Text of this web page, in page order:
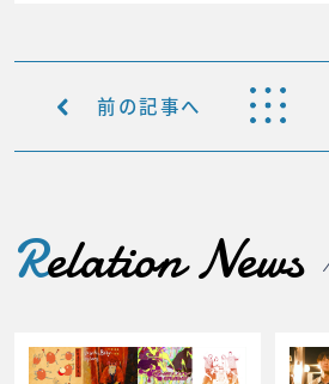
前の記事へ
Relation News